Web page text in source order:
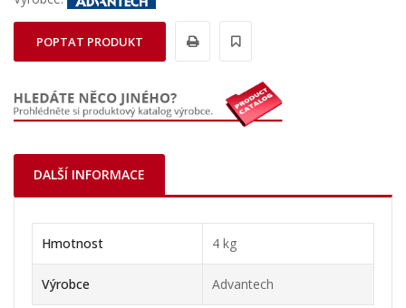
POPTAT PRODUKT
DALŠÍ INFORMACE
Hmotnost 4 kg
Výrobce Advantech